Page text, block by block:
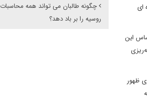
شده ای
این
ظهور
چگونه طالبان می تواند همه محاسبات
روسیه را بر باد دهد؟